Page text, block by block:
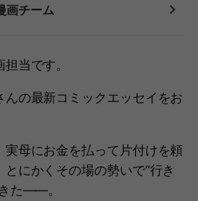
画チーム
当です。
の最新コミックエッセイをお
母にお金を払って片付けを頼
にかくその場の勢いで“行き
た――。